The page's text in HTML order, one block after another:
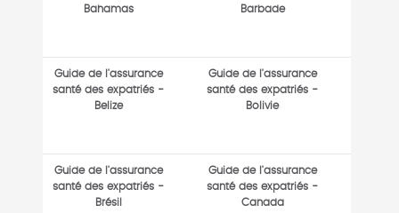
Bahamas
Barbade
Guide de l'assurance
santé des expatriés -
Belize
Guide de l'assurance
santé des expatriés -
Bolivie
Guide de l'assurance
santé des expatriés -
Brésil
Guide de l'assurance
santé des expatriés -
Canada